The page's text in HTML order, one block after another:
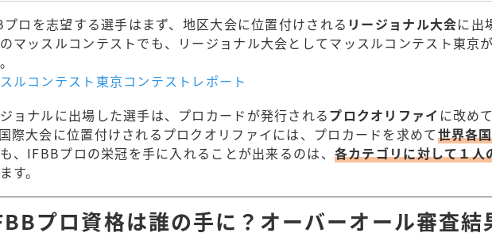
ロを志望する選手はまず、地区大会に位置付けされる リージョナル大会に出
マッスルコンテストでも、リージョナル大会としてマッスルコンテスト東京
ルコンテスト東京コンテストレポート
ョナルに出場した選手は、プロカードが発行されるプロクオリファイ に改め
際大会に位置付けされるプロクオリファイには、プロカードを求めて世界各
、IFBBプロの栄冠を手に入れることが出来るのは、 各カテゴリに対して１人
す。
プロ資格は誰の手に？オーバーオール審査結